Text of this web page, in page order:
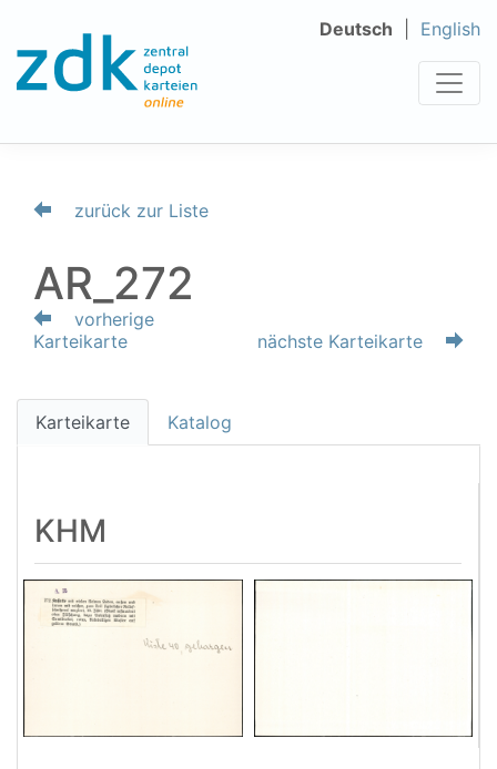
Deutsch English
zurück zur Liste
AR_272
vorherige
Karteikarte
nächste Karteikarte
Karteikarte Katalog
KHM